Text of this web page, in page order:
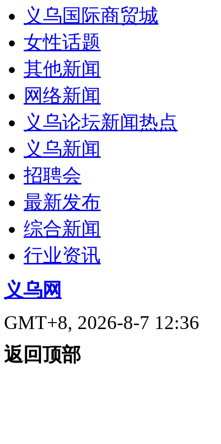
义乌国际商贸城
女性话题
其他新闻
网络新闻
义乌论坛新闻热点
义乌新闻
招聘会
最新发布
综合新闻
行业资讯
义乌网
GMT+8, 2026-8-7 12:36
返回顶部